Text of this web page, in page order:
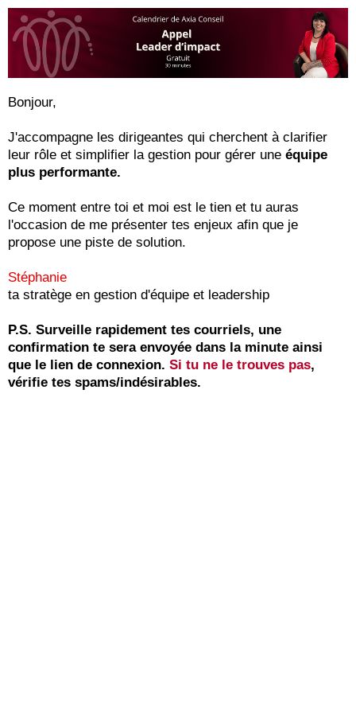
Bonjour,
J'accompagne les dirigeantes qui cherchent à clarifier
leur rôle et simplifier la gestion pour gérer une équipe
plus performante.
Ce moment entre toi et moi est le tien et tu auras
l'occasion de me présenter tes enjeux afin que je
propose une piste de solution.
Stéphanie
ta stratège en gestion d'équipe et leadership
P.S. Surveille rapidement tes courriels, une
confirmation te sera envoyée dans la minute ainsi
que le lien de connexion. Si tu ne le trouves pas,
vérifie tes spams/indésirables.